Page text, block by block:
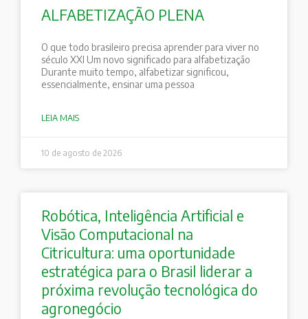
ALFABETIZAÇÃO PLENA
O que todo brasileiro precisa aprender para viver no
século XXI Um novo significado para alfabetização
Durante muito tempo, alfabetizar significou,
essencialmente, ensinar uma pessoa
LEIA MAIS
10 de agosto de 2026
Robótica, Inteligência Artificial e
Visão Computacional na
Citricultura: uma oportunidade
estratégica para o Brasil liderar a
próxima revolução tecnológica do
agronegócio